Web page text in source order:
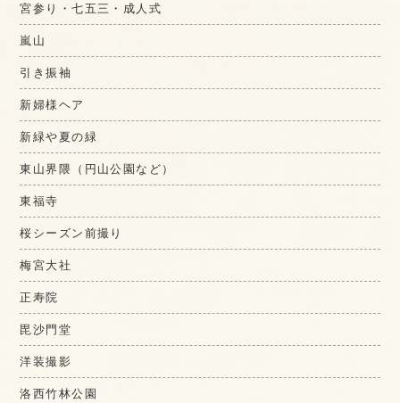
宮参り・七五三・成人式
嵐山
引き振袖
新婦様ヘア
新緑や夏の緑
東山界隈（円山公園など）
東福寺
桜シーズン前撮り
梅宮大社
正寿院
毘沙門堂
洋装撮影
洛西竹林公園